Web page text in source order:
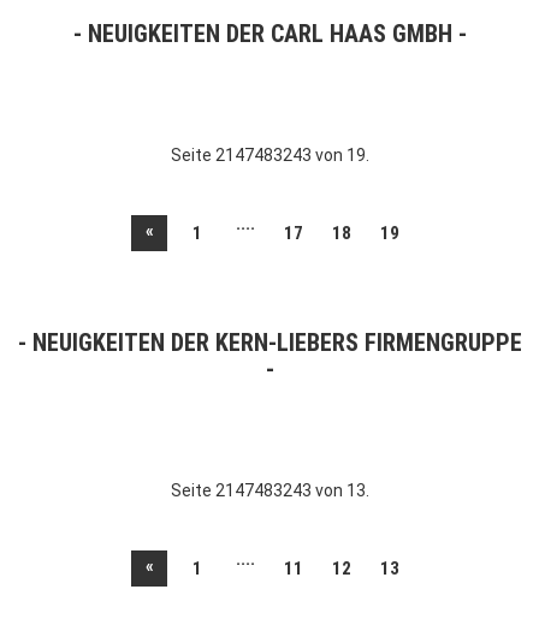
NEUIGKEITEN DER CARL HAAS GMBH
Seite 2147483243 von 19.
« 1 .... 17 18 19
NEUIGKEITEN DER KERN-LIEBERS FIRMENGRUPPE
Seite 2147483243 von 13.
« 1 .... 11 12 13